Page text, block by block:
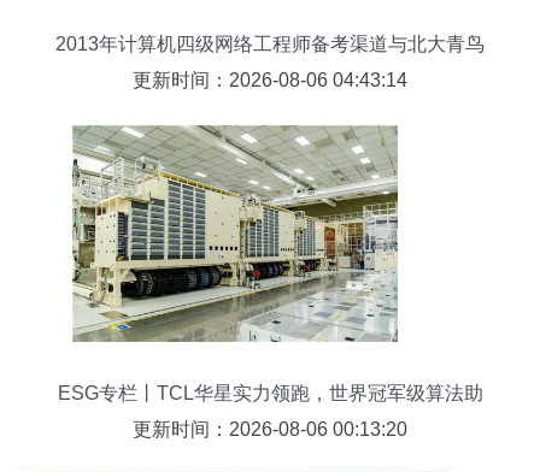
2013年计算机四级网络工程师备考渠道与北大青鸟
课程对比解析
更新时间：2026-08-06 04:43:14
ESG专栏丨TCL华星实力领跑，世界冠军级算法助
力智造升级
更新时间：2026-08-06 00:13:20